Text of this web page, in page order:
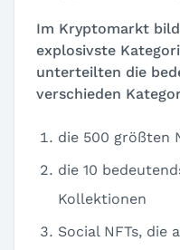
Im Kryptomarkt
explosivste
unterteilten die
verschieden
die 500 größten
die 10
Kollektionen
Social NFTs, die